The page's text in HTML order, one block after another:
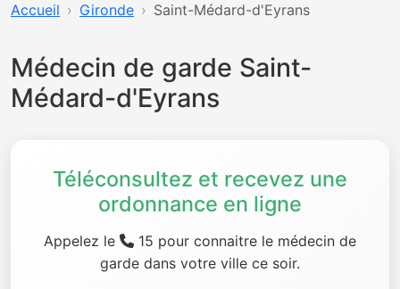
Accueil Gironde Saint-Médard-d'Eyrans
Médecin de garde Saint-
Médard-d'Eyrans
Téléconsultez et recevez une
ordonnance en ligne
Appelez le
15 pour connaitre le médecin de
garde dans votre ville ce soir.